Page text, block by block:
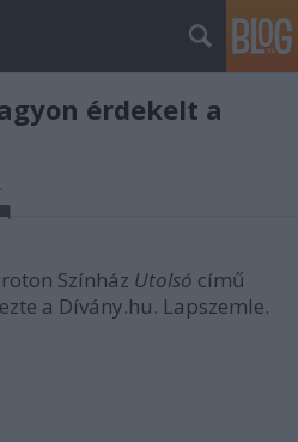
érdekelt a
Színház Utolsó című
a Dívány.hu. Lapszemle.